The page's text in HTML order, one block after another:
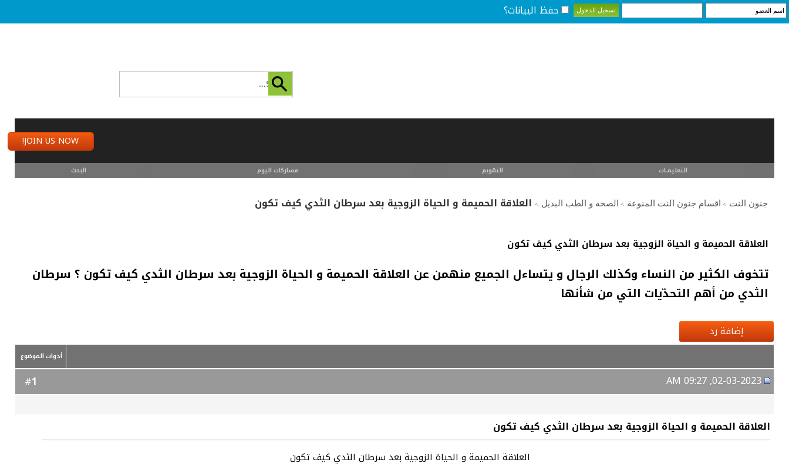
حفظ البيانات؟
JOIN US NOW!
التعليمـــات التقويم مشاركات اليوم البحث
جنون النت > اقسام جنون النت المنوعة > الصحه و الطب البديل > العلاقة الحميمة و الحياة الزوجية بعد سرطان الثدي كيف تكون
العلاقة الحميمة و الحياة الزوجية بعد سرطان الثدي كيف تكون
تتخوف الكثير من النساء وكذلك الرجال و يتساءل الجميع منهمن عن العلاقة الحميمة و الحياة الزوجية بعد سرطان الثدي كيف تكون ؟ سرطان
الثدي من أهم التحدّيات التي من شأنها
إضافة رد
أدوات الموضوع
1
العلاقة الحميمة و الحياة الزوجية بعد سرطان الثدي كيف تكون
العلاقة الحميمة و الحياة الزوجية بعد سرطان الثدي كيف تكون